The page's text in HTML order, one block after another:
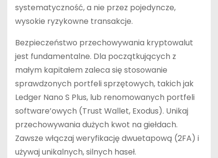
systematyczność, a nie przez pojedyncze,
wysokie ryzykowne transakcje.
Bezpieczeństwo przechowywania kryptowalut
jest fundamentalne. Dla początkujących z
małym kapitałem zaleca się stosowanie
sprawdzonych portfeli sprzętowych, takich jak
Ledger Nano S Plus, lub renomowanych portfeli
software’owych (Trust Wallet, Exodus). Unikaj
przechowywania dużych kwot na giełdach.
Zawsze włączaj weryfikację dwuetapową (2FA) i
używaj unikalnych, silnych haseł.